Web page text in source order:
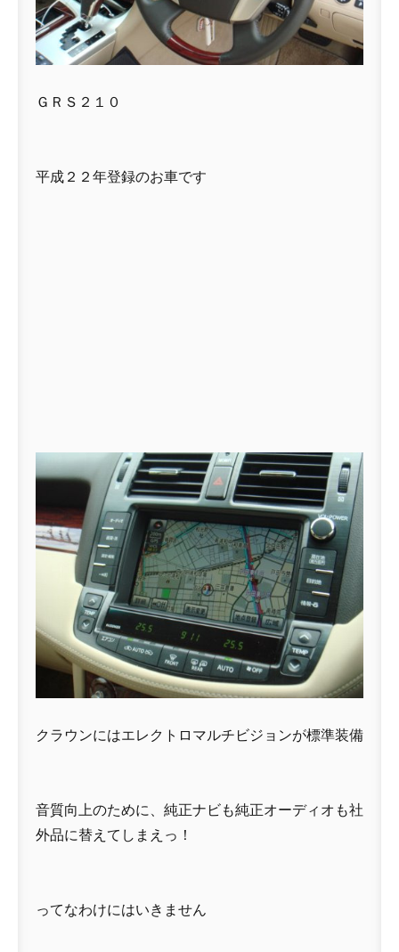
ＧＲＳ２１０
平成２２年登録のお車です
クラウンにはエレクトロマルチビジョンが標準装備
音質向上のために、純正ナビも純正オーディオも社
外品に替えてしまえっ！
ってなわけにはいきません